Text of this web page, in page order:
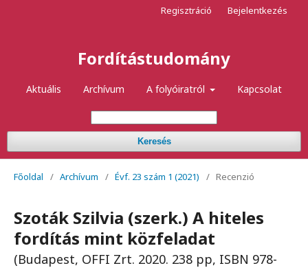
Fordítástudomány
Aktuális Archívum A folyóiratról Kapcsolat
Keresés
Regisztráció Bejelentkezés
Főoldal / Archívum / Évf. 23 szám 1 (2021) / Recenzió
Szoták Szilvia (szerk.) A hiteles
fordítás mint közfeladat
(Budapest, OFFI Zrt. 2020. 238 pp, ISBN 978-